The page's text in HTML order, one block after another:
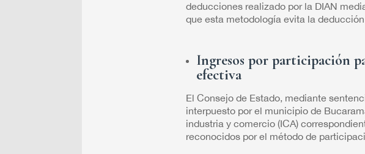
deducciones realizado por la DIAN
que esta metodología evita la
Ingresos por participación
efectiva
El Consejo de Estado, mediante
interpuesto por el municipio de
industria y comercio (ICA)
reconocidos por el método de